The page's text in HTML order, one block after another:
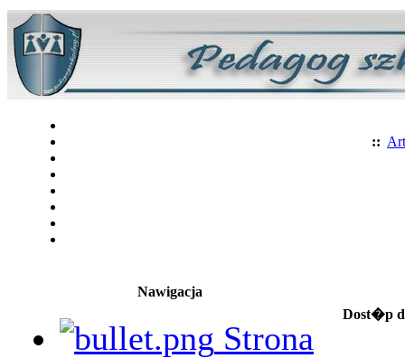
::
Nawigacja
Strona
Dost�p